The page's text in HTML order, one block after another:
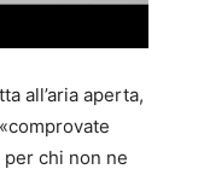
all’aria aperta,
chi non ne